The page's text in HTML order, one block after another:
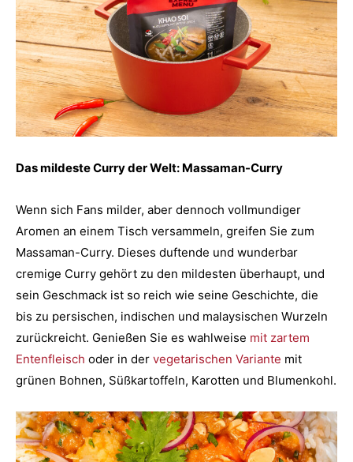
Das mildeste Curry der Welt: Massaman-Curry
Wenn sich Fans milder, aber dennoch vollmundiger
Aromen an einem Tisch versammeln, greifen Sie zum
Massaman-Curry. Dieses duftende und wunderbar
cremige Curry gehört zu den mildesten überhaupt, und
sein Geschmack ist so reich wie seine Geschichte, die
bis zu persischen, indischen und malaysischen Wurzeln
zurückreicht. Genießen Sie es wahlweise mit zartem
Entenfleisch oder in der vegetarischen Variante mit
grünen Bohnen, Süßkartoffeln, Karotten und Blumenkohl.